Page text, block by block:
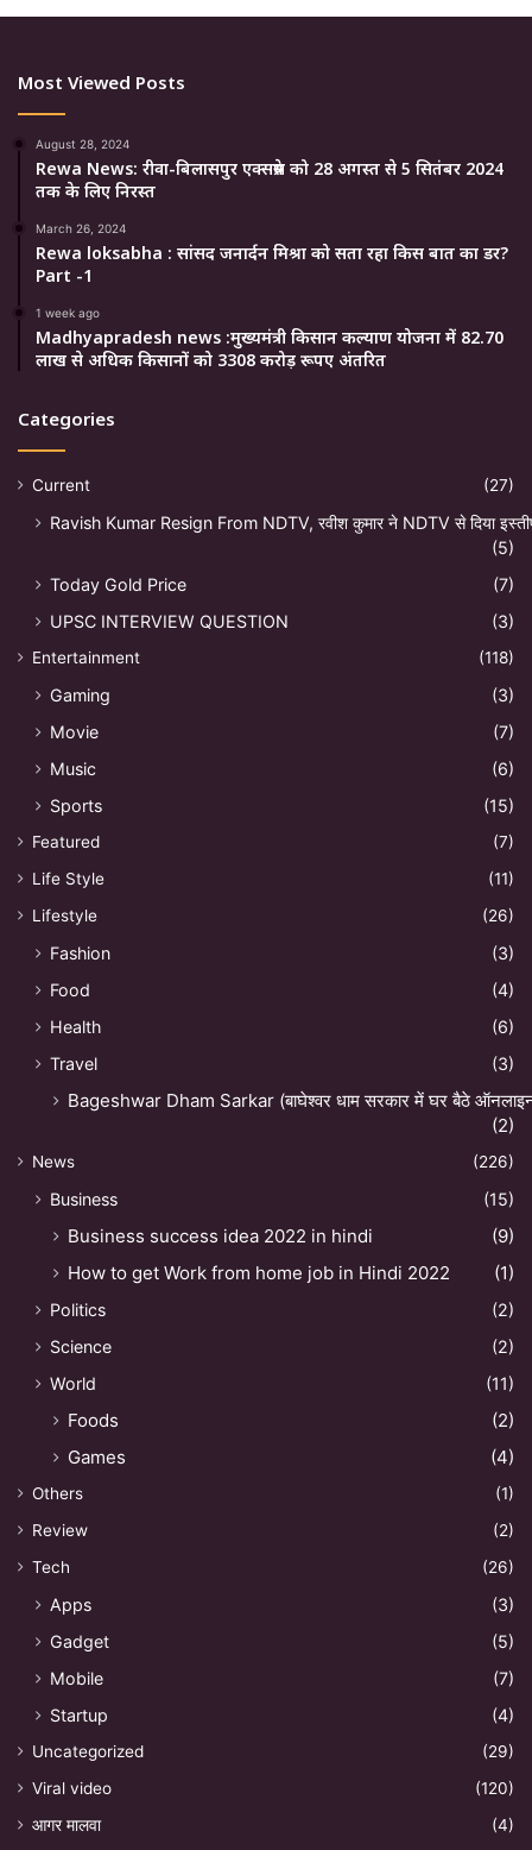
Most Viewed Posts
August 28, 2024
Rewa News: रीवा-बिलासपुर एक्सप्रेस को 28 अगस्त से 5 सितंबर 2024
तक के लिए निरस्त
March 26, 2024
Rewa loksabha : सांसद जनार्दन मिश्रा को सता रहा किस बात का डर?
Part -1
1 week ago
Madhyapradesh news :मुख्यमंत्री किसान कल्याण योजना में 82.70
लाख से अधिक किसानों को 3308 करोड़ रूपए अंतरित
Categories
Current (27)
Ravish Kumar Resign From NDTV, रवीश कुमार ने NDTV से दिया
(5)
Today Gold Price
(7)
UPSC INTERVIEW QUESTION
(3)
Entertainment (118)
Gaming
(3)
Movie
(7)
Music
(6)
Sports
(15)
Featured
(7)
Life Style
(11)
Lifestyle
(26)
Fashion
(3)
Food
(4)
Health
(6)
Travel
(3)
Bageshwar Dham Sarkar (बाघेश्वर धाम सरकार में घर बैठे
(2)
News (226)
Business (15)
Business success idea 2022 in hindi
(9)
How to get Work from home job in Hindi 2022
(1)
Politics
(2)
Science
(2)
World
(11)
Foods
(2)
Games
(4)
Others
(1)
Review
(2)
Tech
(26)
Apps
(3)
Gadget
(5)
Mobile
(7)
Startup
(4)
Uncategorized
(29)
Viral video
(120)
आगर मालवा
(4)